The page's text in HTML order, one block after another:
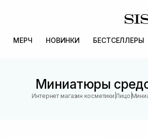
МЕРЧ НОВИНКИ БЕСТСЕЛЛЕРЫ
Миниатюры
Интернет магазин косметики Лицо |